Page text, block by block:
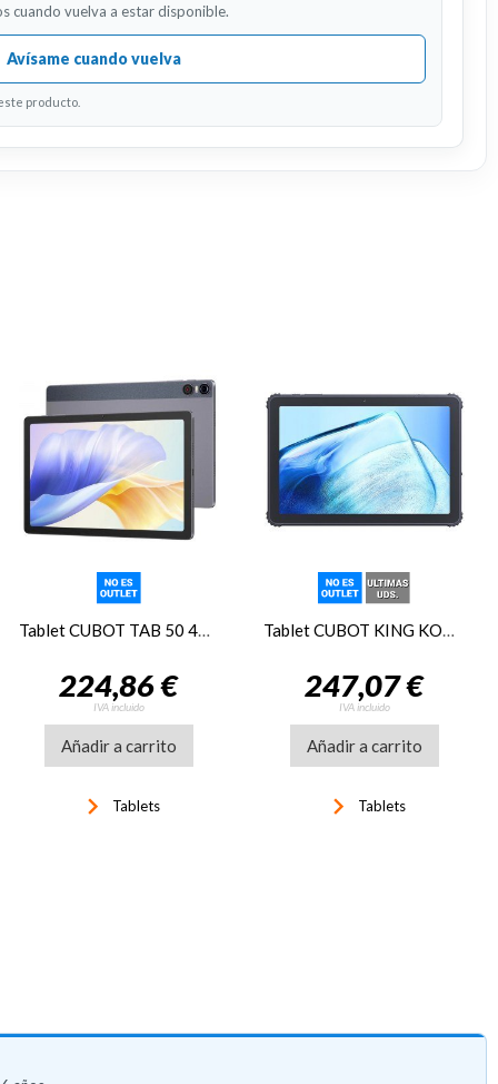
cuando vuelva a estar disponible.
Avísame cuando vuelva
producto.
Tablet CUBOT TAB 50 4G 8/256 10,4 gris
224,86 €
IVA incluido
Añadir a carrito
keyboard_arrow_right Tablets
Tablet CUBOT KING KONG 4G 8/256 10,1 RUGERIZADA
247,07 €
IVA incluido
Añadir a carrito
keyboard_arrow_right Tablets